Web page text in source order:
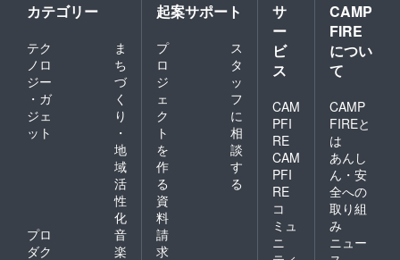
カテゴリー
テク
ノロ
ジー
・ガ
ジェ
ット
ま
ち
づ
く
り
・
地
域
活
性
化
プロ
ダク
音
楽
起案サポート
プ
ロ
ジ
ェ
ク
ト
を
作
る
ス
タ
ッ
フ
に
相
談
す
る
資
料
請
求
サ
ー
ビ
ス
CAM
PFI
RE
CAM
PFI
RE
コ
ミュ
ニ
CAMP
FIRE
につい
て
CAMP
FIREと
は
あんし
ん・安
全への
取り組
み
ニュー